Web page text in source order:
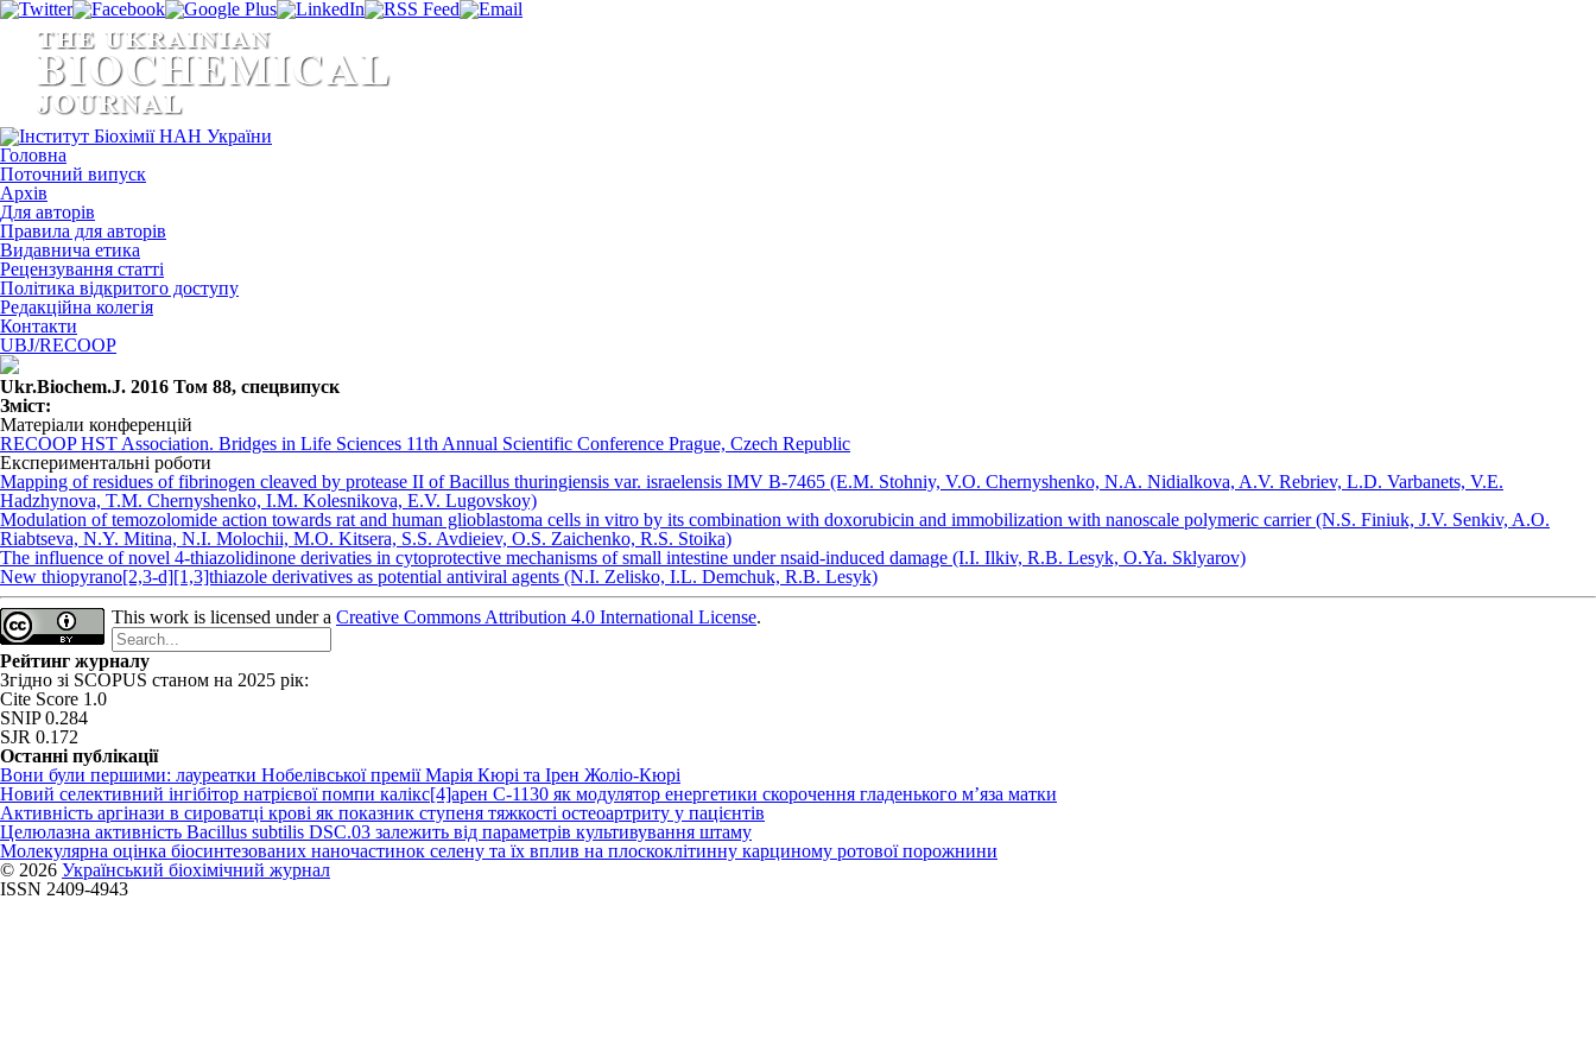
Головна
Поточний випуск
Архів
Для авторів
Правила для авторів
Видавнича етика
Рецензування статті
Політика відкритого доступу
Редакційна колегія
Контакти
UBJ/RECOOP
Ukr.Biochem.J. 2016 Том 88, спецвипуск
Зміст:
Матеріали конференцій
RECOOP HST Association. Bridges in Life Sciences 11th Annual Scientific Conference Prague, Czech Republic
Експериментальні роботи
Mapping of residues of fibrinogen cleaved by protease II of Bacillus thuringiensis var. israelensis IMV B-7465 (E.M. Stohniy, V.O. Chernyshenko, N.A. Nidialkova, A.V. Rebriev, L.D. Varbanets, V.E.
Hadzhynova, T.M. Chernyshenko, I.M. Kolesnikova, E.V. Lugovskoy)
Modulation of temozolomide action towards rat and human glioblastoma cells in vitro by its combination with doxorubicin and immobilization with nanoscale polymeric carrier (N.S. Finiuk, J.V. Senkiv, A.O.
Riabtseva, N.Y. Mitina, N.I. Molochii, M.O. Kitsera, S.S. Avdieiev, O.S. Zaichenko, R.S. Stoika)
The influence of novel 4-thiazolidinone derivaties in cytoprotective mechanisms of small intestine under nsaid-induced damage (I.I. Ilkiv, R.B. Lesyk, O.Ya. Sklyarov)
New thiopyrano[2,3-d][1,3]thiazole derivatives as potential antiviral agents (N.I. Zelisko, I.L. Demchuk, R.B. Lesyk)
This work is licensed under a Creative Commons Attribution 4.0 International License.
Рейтинг журналу
Згідно зі SCOPUS станом на 2025 рік:
Cite Score 1.0
SNIP 0.284
SJR 0.172
Останні публікації
Вони були першими: лауреатки Нобелівської премії Марія Кюрі та Ірен Жоліо-Кюрі
Новий cелективний інгібітор натрієвої помпи калікс[4]арен C-1130 як модулятор енергетики скорочення гладенького м’яза матки
Активність аргінази в сироватці крові як показник ступеня тяжкості остеоартриту у пацієнтів
Целюлазна активність Bacillus subtilis DSC.03 залежить від параметрів культивування штаму
Молекулярна оцінка біосинтезованих наночастинок селену та їх вплив на плоскоклітинну карциному ротової порожнини
© 2026 Український біохімічний журнал
ISSN 2409-4943